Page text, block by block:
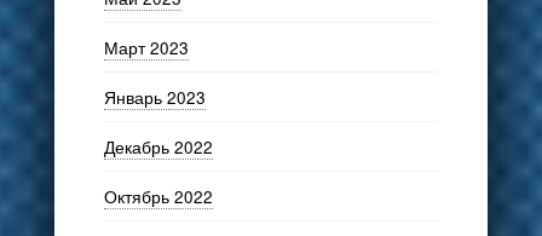
Март 2023
Январь 2023
Декабрь 2022
Октябрь 2022